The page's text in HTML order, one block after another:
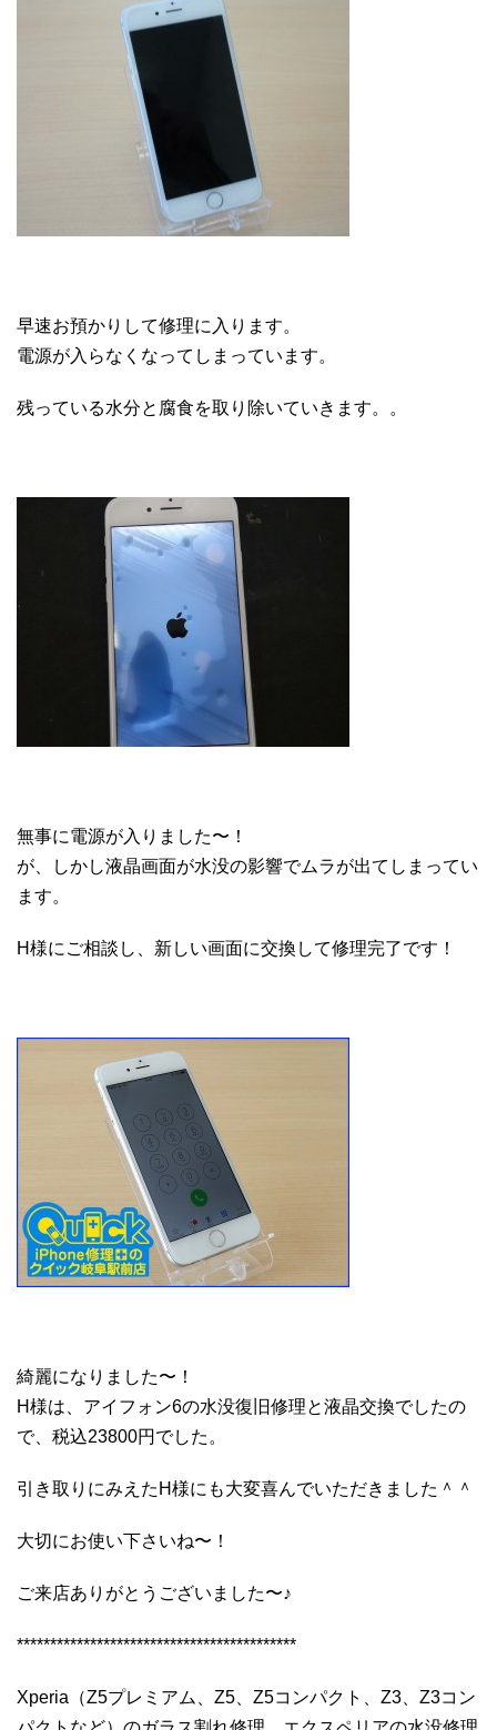
早速お預かりして修理に入ります。
電源が入らなくなってしまっています。
残っている水分と腐食を取り除いていきます。。
無事に電源が入りました〜！
が、しかし液晶画面が水没の影響でムラが出てしまってい
ます。
H様にご相談し、新しい画面に交換して修理完了です！
綺麗になりました〜！
H様は、アイフォン6の水没復旧修理と液晶交換でしたの
で、税込23800円でした。
引き取りにみえたH様にも大変喜んでいただきました＾＾
大切にお使い下さいね〜！
ご来店ありがとうございました〜♪
******************************************
Xperia（Z5プレミアム、Z5、Z5コンパクト、Z3、Z3コン